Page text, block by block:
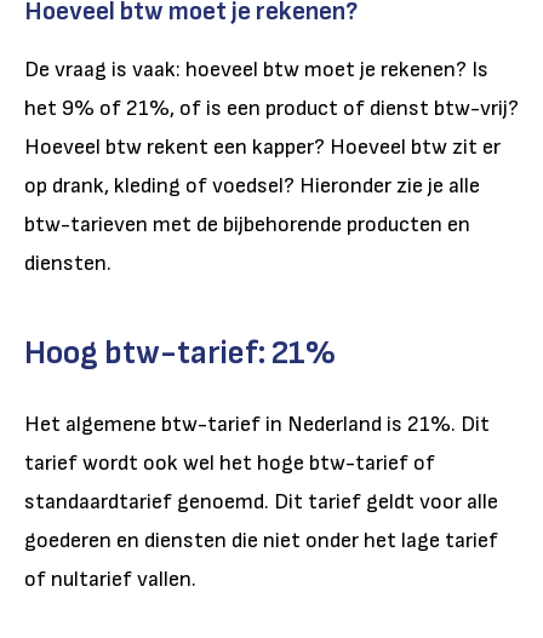
Hoeveel btw moet je rekenen?
De vraag is vaak: hoeveel btw moet je rekenen? Is
het 9% of 21%, of is een product of dienst btw-vrij?
Hoeveel btw rekent een kapper? Hoeveel btw zit er
op drank, kleding of voedsel? Hieronder zie je alle
btw-tarieven met de bijbehorende producten en
diensten.
Hoog btw-tarief: 21%
Het algemene btw-tarief in Nederland is 21%. Dit
tarief wordt ook wel het hoge btw-tarief of
standaardtarief genoemd. Dit tarief geldt voor alle
goederen en diensten die niet onder het lage tarief
of nultarief vallen.